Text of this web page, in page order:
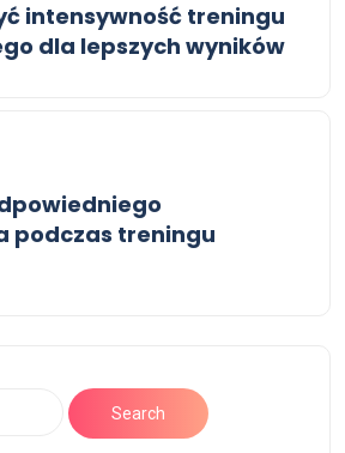
intensywność treningu
dla lepszych wyników
podczas treningu